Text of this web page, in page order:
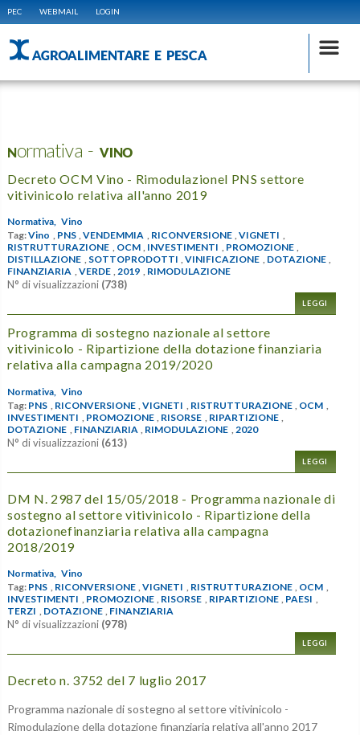
PEC WEBMAIL LOGIN
AGROALIMENTARE E PESCA
Normativa - VINO
Decreto OCM Vino - Rimodulazionel PNS settore
vitivinicolo relativa all'anno 2019
Normativa, Vino
Tag:Vino , PNS ,VENDEMMIA , RICONVERSIONE ,VIGNETI ,
RISTRUTTURAZIONE , OCM , INVESTIMENTI , PROMOZIONE ,
DISTILLAZIONE , SOTTOPRODOTTI ,VINIFICAZIONE , DOTAZIONE ,
FINANZIARIA , VERDE ,2019 , RIMODULAZIONE
N° di visualizzazioni (738)
LEGGI
Programma di sostegno nazionale al settore
vitivinicolo - Ripartizione della dotazione finanziaria
relativa alla campagna 2019/2020
Normativa, Vino
Tag: PNS RICONVERSIONE ,VIGNETI RISTRUTTURAZIONE OCM
INVESTIMENTI
PROMOZIONE RISORSE RIPARTIZIONE
DOTAZIONE
FINANZIARIA RIMODULAZIONE 2020
N° di visualizzazioni (613)
LEGGI
DM N. 2987 del 15/05/2018 - Programma nazionale di
sostegno al settore vitivinicolo - Ripartizione della
dotazionefinanziaria relativa alla campagna
2018/2019
Normativa, Vino
Tag: PNS , RICONVERSIONE ,VIGNETI , RISTRUTTURAZIONE , OCM ,
INVESTIMENTI , PROMOZIONE , RISORSE , RIPARTIZIONE , PAESI ,
TERZI , DOTAZIONE , FINANZIARIA
N° di visualizzazioni (978)
LEGGI
Decreto n. 3752 del 7 luglio 2017
Programma nazionale di sostegno al settore vitivinicolo -
Rimodulazione della dotazione finanziaria relativa all'anno 2017